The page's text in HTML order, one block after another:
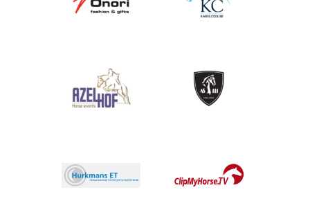
Afbeelding Afbeelding
Afbeelding